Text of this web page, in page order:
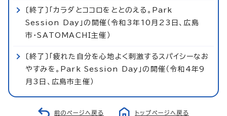
〔終了〕「カラダとココロをととのえる。Park
Session Day」の開催（令和3年10月23日、広島
市・SATOMACHI主催）
〔終了〕「疲れた自分を心地よく刺激するスパイシーなお
やすみを。Park Session Day」の開催（令和4年9
月3日、広島市主催）
前のページへ戻る トップページへ戻る